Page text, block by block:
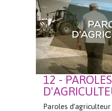
12 - PAROLES
Paroles